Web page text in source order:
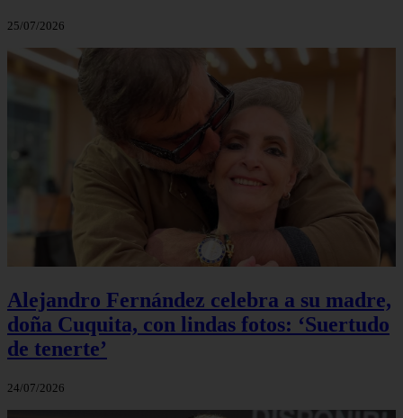
25/07/2026
Alejandro Fernández celebra a su madre,
doña Cuquita, con lindas fotos: ‘Suertudo
de tenerte’
24/07/2026